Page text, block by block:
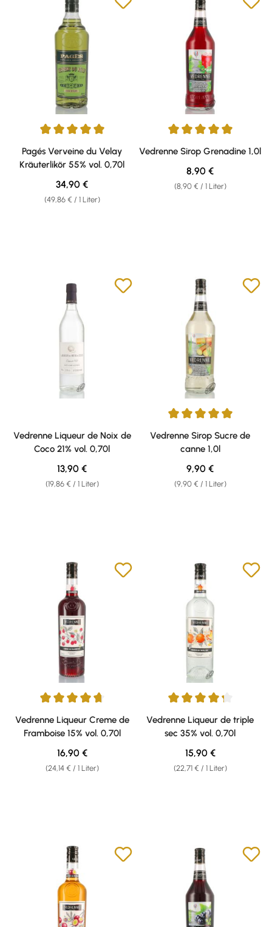
Durchschnittliche Bewertung von 5 von 5 Sternen
Pagés Verveine du Velay
Kräuterlikör 55% vol. 0,70l
(49,86 € / 1 Liter)
Regulärer Preis:
34,90 €
Durchschnittliche Bewertung
Vedrenne Sirop Grenadine 1,0l
(8,90 € / 1 Liter)
Regulärer Preis:
8,90 €
Vedrenne Liqueur de Noix de
Coco 21% vol. 0,70l
(19,86 € / 1 Liter)
Regulärer Preis:
13,90 €
Durchschnittliche Bewertung
Vedrenne Sirop Sucre de
canne 1,0l
(9,90 € / 1 Liter)
Regulärer Preis:
9,90 €
Durchschnittliche Bewertung von 4.83 von 5 Sternen
Vedrenne Liqueur Creme de
Framboise 15% vol. 0,70l
(24,14 € / 1 Liter)
Regulärer Preis:
16,90 €
Durchschnittliche Bewertung
Vedrenne Liqueur de triple
sec 35% vol. 0,70l
(22,71 € / 1 Liter)
Regulärer Preis:
15,90 €